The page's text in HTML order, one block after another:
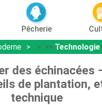
Pêcherie
> >> Technologie
des échinacées
de plantation,
technique